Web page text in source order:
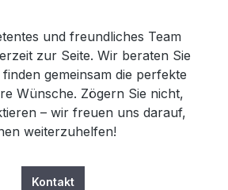
und freundliches Team
zur Seite. Wir beraten Sie
gemeinsam die perfekte
Wünsche. Zögern Sie nicht,
– wir freuen uns darauf,
weiterzuhelfen!
Kontakt